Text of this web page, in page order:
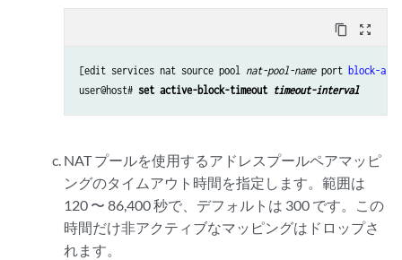
content_copy zoom_out_map
[edit services nat source pool nat-pool-name port block-
user@host# set active-block-timeout timeout-interval
NAT プールを使用するアドレスプールペアマッピ
ングのタイムアウト時間を指定します。範囲は
120 〜 86,400 秒で、デフォルトは 300 です。この
時間だけ非アクティブなマッピングはドロップさ
れます。